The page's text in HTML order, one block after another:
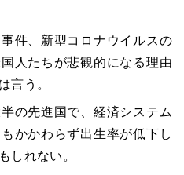
件、新型コロナウイルスの
人たちが悲観的になる理由
言う。
の先進国で、経済システム
かかわらず出生率が低下し
しれない。